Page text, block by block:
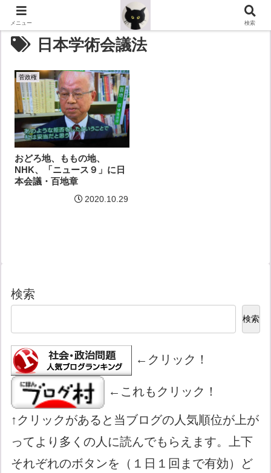
日本学術会議法
菅政権
おどろ地、ももの地、
NHK、「ニュース９」に日
本会議・百地章
2020.10.29
検索
検索
←クリック！
←これもクリック！
↑クリックがあると当ブログの人気順位が上が
ってより多くの人に読んでもらえます。上下
それぞれのボタンを（１日１回まで有効）ど
メニュー 検索